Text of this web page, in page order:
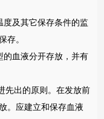
度及其它保存条件的监
存。
的血液分开存放，并有
先出的原则。在发放前
。应建立和保存血液